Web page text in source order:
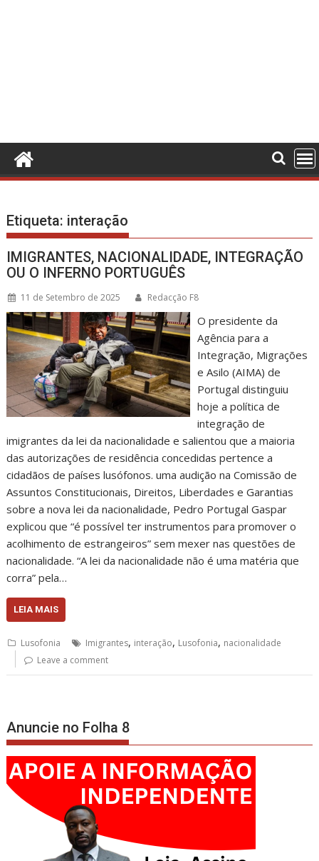
Etiqueta: interação
IMIGRANTES, NACIONALIDADE, INTEGRAÇÃO
OU O INFERNO PORTUGUÊS
11 de Setembro de 2025 Redacção F8
O presidente da
Agência para a
Integração, Migrações
e Asilo (AIMA) de
Portugal distinguiu
hoje a política de
integração de
imigrantes da lei da nacionalidade e salientou que a maioria
das autorizações de residência concedidas pertence a
cidadãos de países lusófonos. uma audição na Comissão de
Assuntos Constitucionais, Direitos, Liberdades e Garantias
sobre a nova lei da nacionalidade, Pedro Portugal Gaspar
explicou que “é possível ter instrumentos para promover o
acolhimento de estrangeiros” sem mexer nas questões de
nacionalidade. “A lei da nacionalidade não é uma matéria que
corra” pela…
LEIA MAIS
Lusofonia Imigrantes, interação, Lusofonia, nacionalidade
Leave a comment
Anuncie no Folha 8